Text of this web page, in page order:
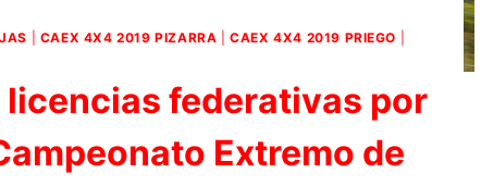
CAEX 4X4 2019 PIZARRA |CAEX 4X4 2019 PRIEGO
federativas por
Extremo de